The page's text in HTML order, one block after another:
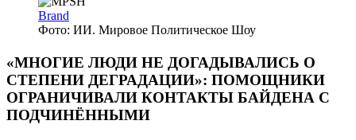
Brand
Фото: ИИ. Мировое Политическое Шоу
«МНОГИЕ ЛЮДИ НЕ ДОГАДЫВАЛИСЬ О
СТЕПЕНИ ДЕГРАДАЦИИ»: ПОМОЩНИКИ
ОГРАНИЧИВАЛИ КОНТАКТЫ БАЙДЕНА С
ПОДЧИНЁННЫМИ